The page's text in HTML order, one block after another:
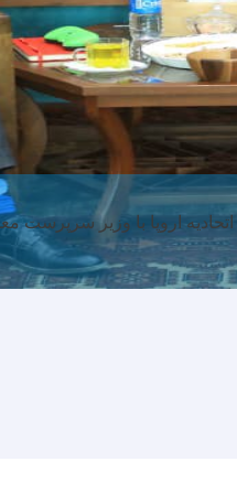
اروپا با وزیر سرپرست